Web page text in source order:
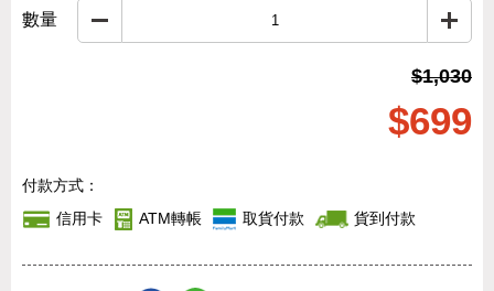
數量
$1,030
$699
付款方式：
信用卡
ATM轉帳 取貨付款 貨到付款